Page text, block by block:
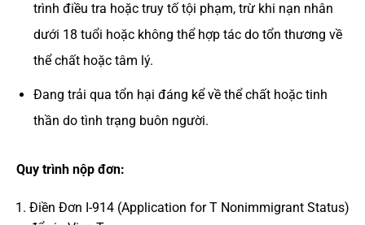
trình điều tra hoặc truy tố tội phạm, trừ khi nạn nhân
dưới 18 tuổi hoặc không thể hợp tác do tổn thương về
thể chất hoặc tâm lý.
Đang trải qua tổn hại đáng kể về thể chất hoặc tinh
thần do tình trạng buôn người.
Quy trình nộp đơn:
Điền Đơn I-914 (Application for T Nonimmigrant Status)